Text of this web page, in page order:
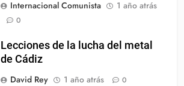
Internacional Comunista
1 año atrás
0
Lecciones de la lucha del metal
de Cádiz
David Rey
1 año atrás 0